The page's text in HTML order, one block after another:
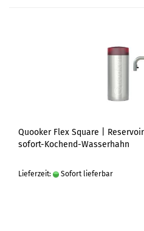
Quooker Flex Square |
sofort-Kochend-Wasserhahn
Lieferzeit: Sofort lieferbar